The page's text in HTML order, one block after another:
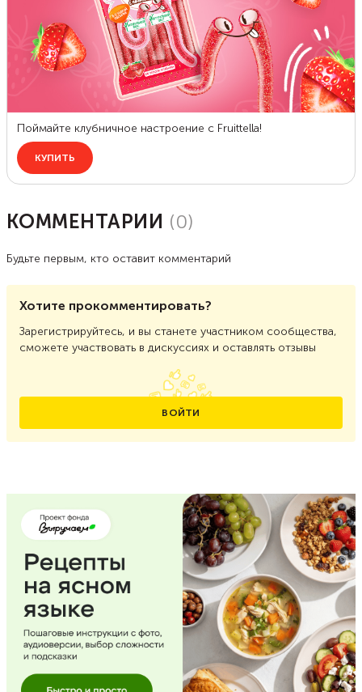
КОММЕНТАРИИ (0)
Будьте первым, кто оставит комментарий
Хотите прокомментировать?
Зарегистрируйтесь, и вы станете участником сообщества,
сможете участвовать в дискуссиях и оставлять отзывы
ВОЙТИ